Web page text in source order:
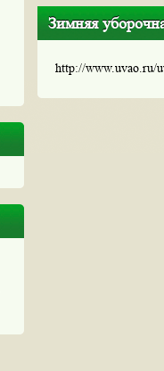
Зимняя
http://www.uvao.ru/